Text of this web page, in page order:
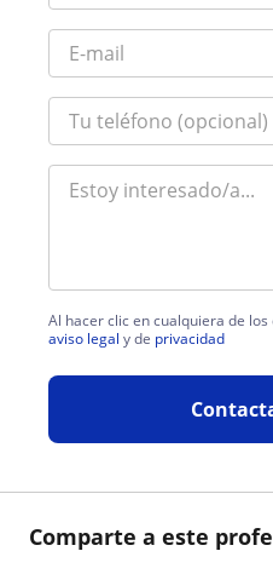
Comparte a este
Al hacer clic en cualquiera de
aviso legal y de privacidad